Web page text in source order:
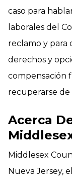
caso para
laborales del
reclamo y para
derechos y
compensación
recuperarse
Acerca
Middlesex
Nueva Jersey,